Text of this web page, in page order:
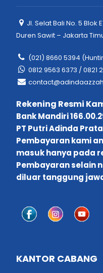
Jl. Selat Bali No. 5 Blok
Duren Sawit – Jakarta
(021) 8660 5394
0812 9563 6373 / 0821
Rekening Resmi
Bank Mandiri
PT Putri Adinda
Pembayaran kami
masuk hanya pada
Pembayaran selain
diluar tanggung
KANTOR CABANG